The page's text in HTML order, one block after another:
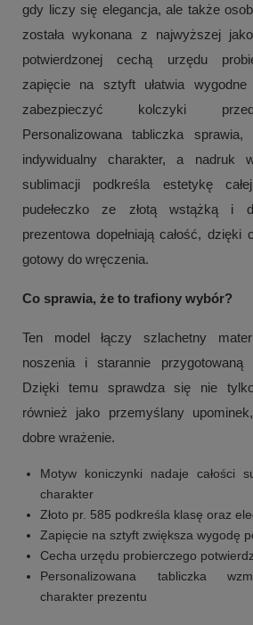
gdy liczy się elegancja, ale także
została wykonana z najwyższej
potwierdzonej cechą urzędu
zapięcie na sztyft ułatwia
zabezpieczyć kolczyki
Personalizowana tabliczka
indywidualny charakter, a nadruk
sublimacji podkreśla estetykę
pudełeczko ze złotą wstążką i
prezentowa dopełniają całość,
gotowy do wręczenia.
Co sprawia, że to trafiony wybór?
Ten model łączy szlachetny
noszenia i starannie przygotowaną
Dzięki temu sprawdza się nie
również jako przemyślany
dobre wrażenie.
Motyw koniczynki nadaje całości
charakter
Złoto pr. 585 podkreśla klasę oraz
Zapięcie na sztyft zwiększa wygodę
Cecha urzędu probierczego
Personalizowana tabliczka
charakter prezentu